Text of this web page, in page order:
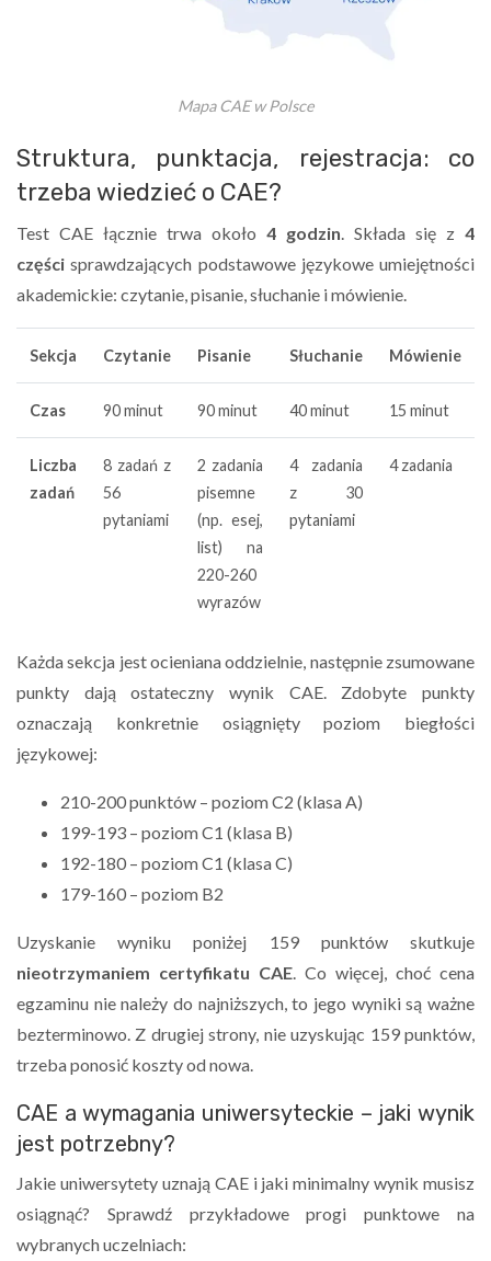
Mapa CAE w Polsce
Struktura, punktacja, rejestracja: co
trzeba wiedzieć o CAE?
Test CAE łącznie trwa około 4 godzin. Składa się z 4
częścisprawdzających podstawowe językowe umiejętności
akademickie: czytanie, pisanie, słuchanie i mówienie.
Sekcja Czytanie Pisanie Słuchanie Mówienie
Czas 90 minut 90 minut 40 minut 15 minut
Liczba
zadań
8 zadań z
56
pytaniami
2 zadania
pisemne
(np. esej,
list) na
220-260
wyrazów
4 zadania
z 30
pytaniami
4 zadania
Każda sekcja jest ocieniana oddzielnie, następnie zsumowane
punkty dają ostateczny wynik CAE. Zdobyte punkty
oznaczają konkretnie osiągnięty poziom biegłości
językowej:
210-200 punktów – poziom C2 (klasa A)
199-193 – poziom C1 (klasa B)
192-180 – poziom C1 (klasa C)
179-160 – poziom B2
Uzyskanie wyniku poniżej 159 punktów skutkuje
nieotrzymaniem certyfikatu CAE. Co więcej, choć cena
egzaminu nie należy do najniższych, to jego wyniki są ważne
bezterminowo. Z drugiej strony, nie uzyskując 159 punktów,
trzeba ponosić koszty od nowa.
CAE a wymagania uniwersyteckie – jaki wynik
jest potrzebny?
Jakie uniwersytety uznają CAE i jaki minimalny wynik musisz
osiągnąć? Sprawdź przykładowe progi punktowe na
wybranych uczelniach: